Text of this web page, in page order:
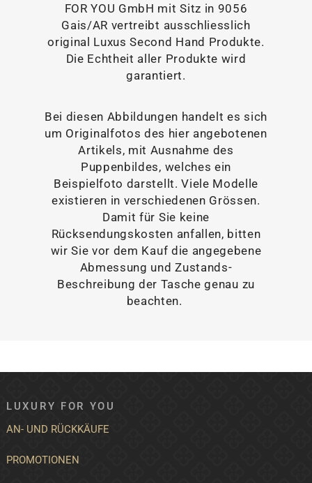
FOR YOU GmbH mit Sitz in 9056
Gais/AR vertreibt ausschliesslich
original Luxus Second Hand Produkte.
Die Echtheit aller Produkte wird
garantiert.
Bei diesen Abbildungen handelt es sich
um Originalfotos des hier angebotenen
Artikels, mit Ausnahme des
Puppenbildes, welches ein
Beispielfoto darstellt. Viele Modelle
existieren in verschiedenen Grössen.
Damit für Sie keine
Rücksendungskosten anfallen, bitten
wir Sie vor dem Kauf die angegebene
Abmessung und Zustands-
Beschreibung der Tasche genau zu
beachten.
LUXURY FOR YOU
AN- UND RÜCKKÄUFE
PROMOTIONEN